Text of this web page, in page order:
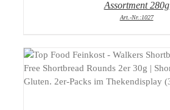
Assortment 280g
Art.-Nr.:1027
DETAILS